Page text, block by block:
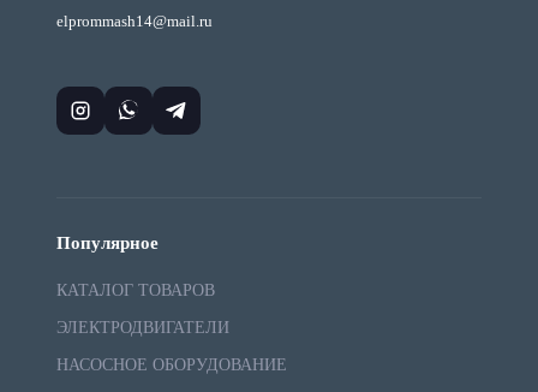
elprommash14@mail.ru
Популярное
КАТАЛОГ ТОВАРОВ
ЭЛЕКТРОДВИГАТЕЛИ
НАСОСНОЕ ОБОРУДОВАНИЕ